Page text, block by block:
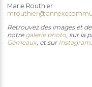
Marie Routhier
Retrouvez des images et
notre galerie photo, sur la
Gémeaux, et sur Instagram.